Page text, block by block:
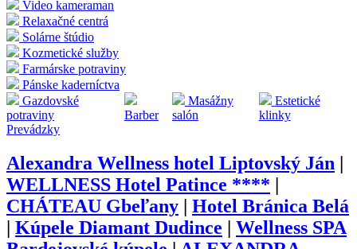
Video kameraman
Relaxačné centrá
Solárne štúdio
Kozmetické služby
Farmárske potraviny
Pánske kaderníctva
Gazdovské
potraviny
Barber
Masážny
salón
Estetické
klinky
Prevádzky
Alexandra Wellness hotel Liptovský Ján
WELLNESS Hotel Patince ****
CHÁTEAU Gbeľany
Hotel Bránica Belá
Kúpele Diamant Dudince
Wellness SPA